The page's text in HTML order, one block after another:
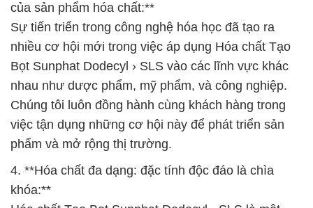
của sản phẩm hóa chất:**
Sự tiến triển trong công nghệ hóa học đã tạo ra
nhiều cơ hội mới trong việc áp dụng Hóa chất Tạo
Bọt Sunphat Dodecyl › SLS vào các lĩnh vực khác
nhau như dược phẩm, mỹ phẩm, và công nghiệp.
Chúng tôi luôn đồng hành cùng khách hàng trong
việc tận dụng những cơ hội này để phát triển sản
phẩm và mở rộng thị trường.
4. **Hóa chất đa dạng: đặc tính độc đáo là chìa
khóa:**